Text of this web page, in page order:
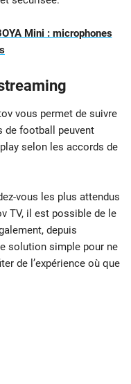
Mini : microphones
vous permet de suivre
de football peuvent
selon les accords de
vous les plus attendus
TV, il est possible de le
depuis
solution simple pour ne
de l’expérience où que